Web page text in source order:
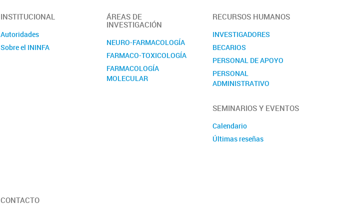
INSTITUCIONAL
Autoridades
Sobre el ININFA
ÁREAS DE
INVESTIGACIÓN
NEURO-FARMACOLOGÍA
FARMACO-TOXICOLOGÍA
FARMACOLOGÍA
MOLECULAR
RECURSOS HUMANOS
INVESTIGADORES
BECARIOS
PERSONAL DE APOYO
PERSONAL
ADMINISTRATIVO
SEMINARIOS Y EVENTOS
Calendario
Últimas reseñas
CONTACTO